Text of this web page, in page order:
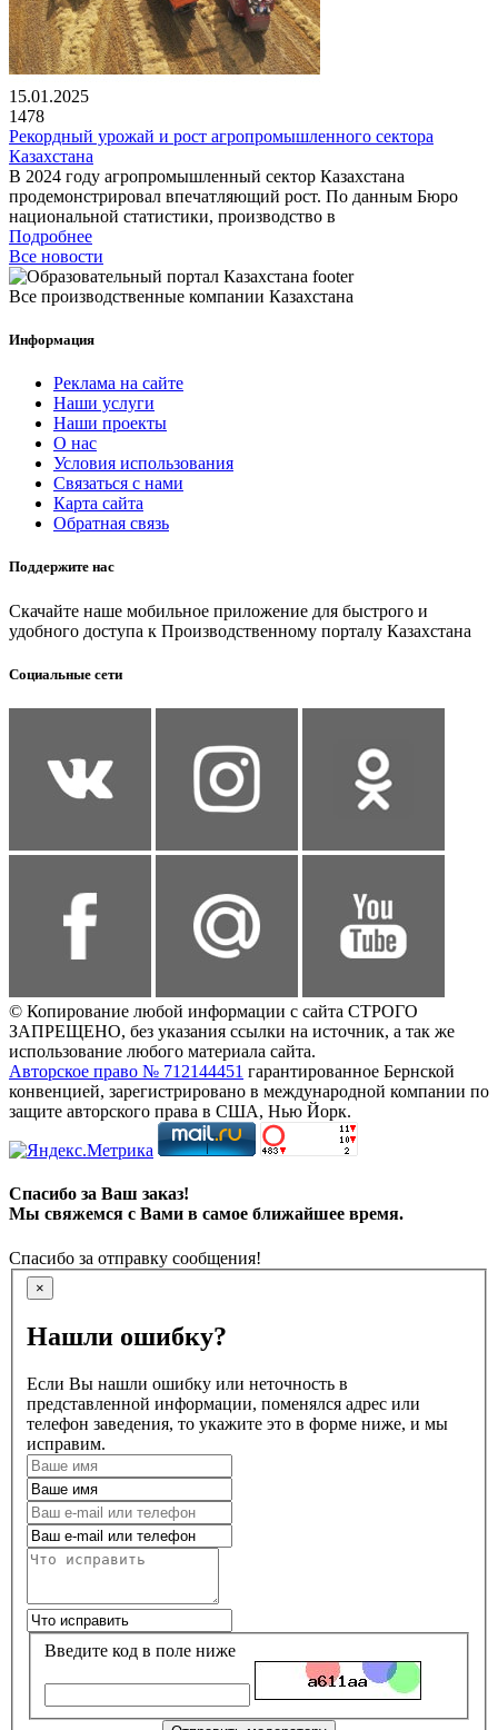
15.01.2025
1478
Рекордный урожай и рост агропромышленного сектора
Казахстана
В 2024 году агропромышленный сектор Казахстана
продемонстрировал впечатляющий рост. По данным Бюро
национальной статистики, производство в
Подробнее
Все новости
Все производственные компании Казахстана
Информация
Реклама на сайте
Наши услуги
Наши проекты
О нас
Условия использования
Связаться с нами
Карта сайта
Обратная связь
Поддержите нас
Скачайте наше мобильное приложение для быстрого и
удобного доступа к Производственному порталу Казахстана
Социальные сети
© Копирование любой информации с сайта СТРОГО
ЗАПРЕЩЕНО, без указания ссылки на источник, а так же
использование любого материала сайта.
Авторское право № 712144451 гарантированное Бернской
конвенцией, зарегистрировано в международной компании по
защите авторского права в США, Нью Йорк.
Спасибо за Ваш заказ!
Мы свяжемся с Вами в самое ближайшее время.
Спасибо за отправку сообщения!
×
Нашли ошибку?
Если Вы нашли ошибку или неточность в
представленной информации, поменялся адрес или
телефон заведения, то укажите это в форме ниже, и мы
исправим.
Введите код в поле ниже